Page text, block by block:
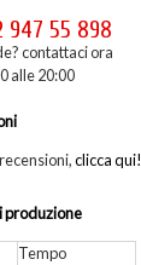
947 55 898
contattaci ora
alle 20:00
clicca qui!
produzione
Tempo